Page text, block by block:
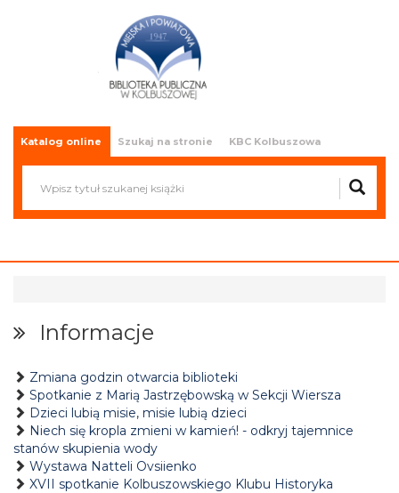
Miejska i Powiatowa Biblioteka
Publiczna w Kolbuszowej
Katalog online Szukaj na stronie KBC Kolbuszowa
Informacje
Zmiana godzin otwarcia biblioteki
Spotkanie z Marią Jastrzębowską w Sekcji Wiersza
Dzieci lubią misie, misie lubią dzieci
Niech się kropla zmieni w kamień! - odkryj tajemnice
stanów skupienia wody
Wystawa Natteli Ovsiienko
XVII spotkanie Kolbuszowskiego Klubu Historyka